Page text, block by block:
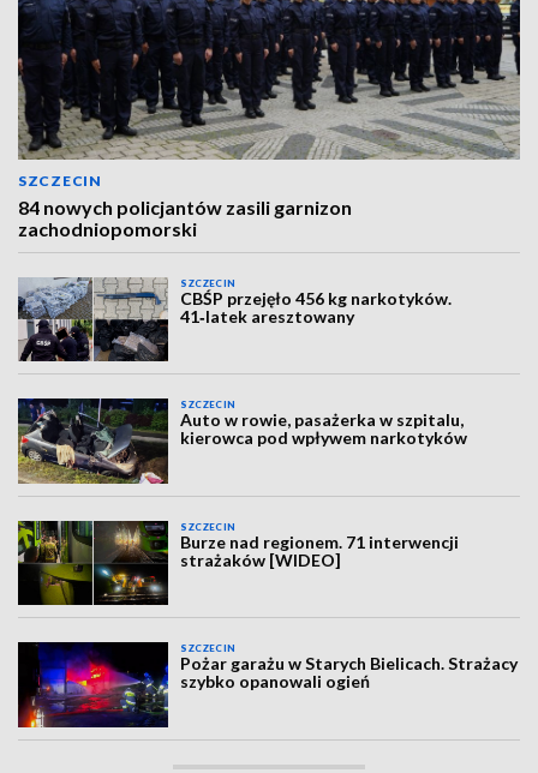
SZCZECIN
84 nowych policjantów zasili garnizon
zachodniopomorski
SZCZECIN
CBŚP przejęło 456 kg narkotyków.
41‑latek aresztowany
SZCZECIN
Auto w rowie, pasażerka w szpitalu,
kierowca pod wpływem narkotyków
SZCZECIN
Burze nad regionem. 71 interwencji
strażaków [WIDEO]
SZCZECIN
Pożar garażu w Starych Bielicach. Strażacy
szybko opanowali ogień